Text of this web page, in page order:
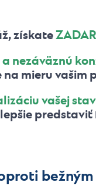
získate
nezáväznú
mieru
vašej